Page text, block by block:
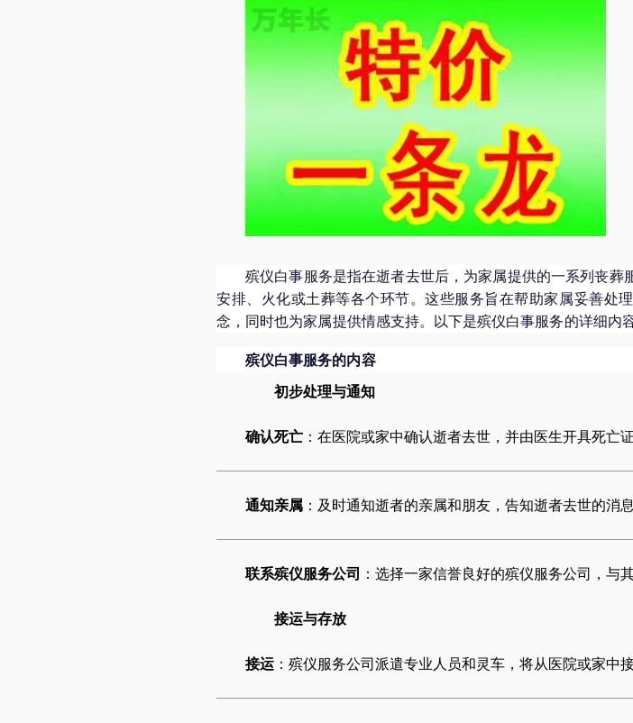
殡仪白事服务是指在逝者去世后，为家属提供的一系列丧葬
安排、火化或土葬等各个环节。这些服务旨在帮助家属妥善处
念，同时也为家属提供情感支持。以下是殡仪白事服务的详细内
殡仪白事服务的内容
初步处理与通知
确认死亡 ：在医院或家中确认逝者去世，并由医生开具死亡证
通知亲属 ：及时通知逝者的亲属和朋友，告知逝者去世的消息
联系殡仪服务公司 ：选择一家信誉良好的殡仪服务公司，与
接运与存放
接运 ：殡仪服务公司派遣专业人员和灵车，将从医院或家中